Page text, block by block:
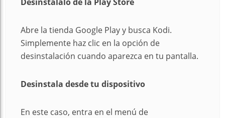
Abre la tienda Google Play y busca Kodi.
Simplemente haz clic en la opción de
desinstalación cuando aparezca en tu pantalla.
Desinstala desde tu dispositivo
En este caso, entra en el menú de